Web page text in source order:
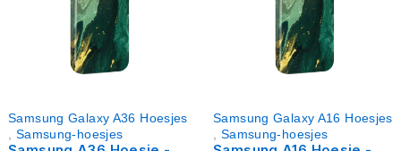
Samsung Galaxy A36 Hoesjes
, Samsung-hoesjes
Samsung Galaxy A16 Hoesjes
, Samsung-hoesjes